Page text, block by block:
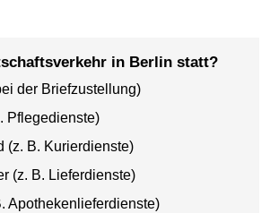
in Berlin statt?
der Briefzustellung)
Pflegedienste)
(z. B. Kurierdienste)
(z. B. Lieferdienste)
Apothekenlieferdienste)